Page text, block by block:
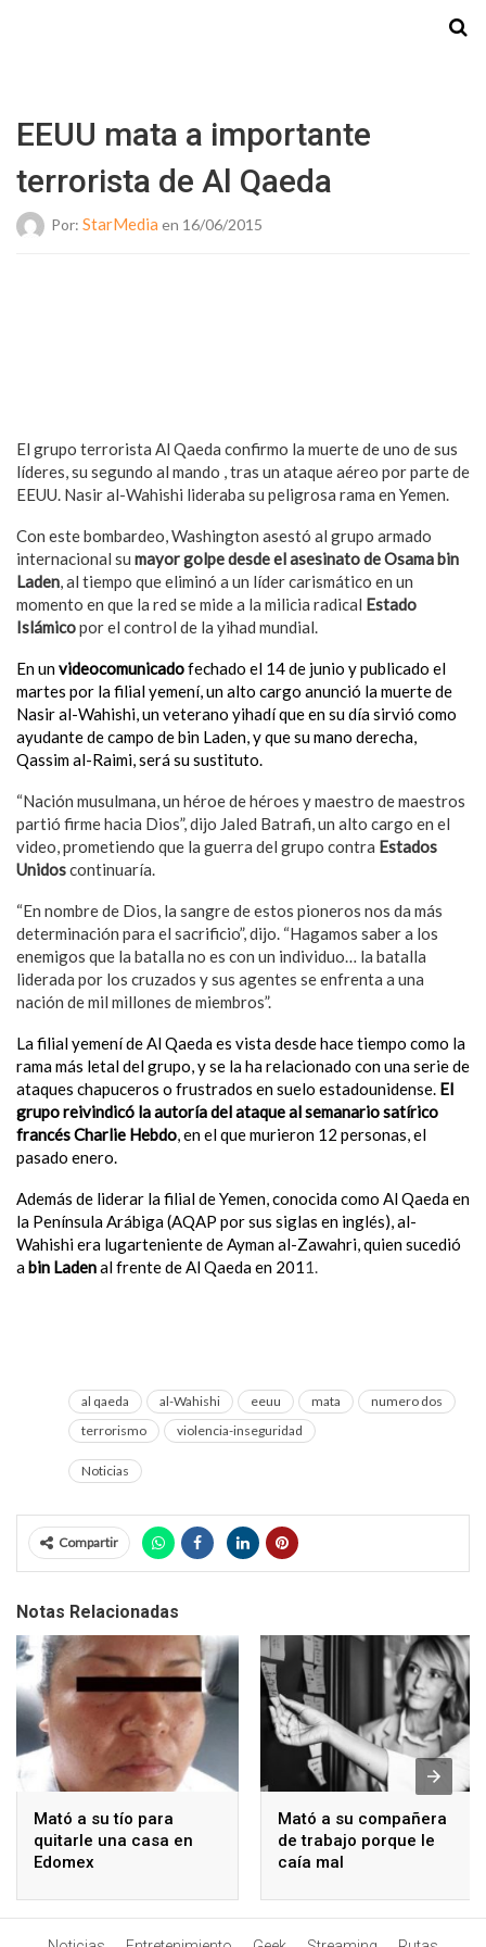
EEUU mata a importante
terrorista de Al Qaeda
Por: StarMedia en 16/06/2015
El grupo terrorista Al Qaeda confirmo la muerte de uno de sus
líderes, su segundo al mando , tras un ataque aéreo por parte de
EEUU. Nasir al-Wahishi lideraba su peligrosa rama en Yemen.
Con este bombardeo, Washington asestó al grupo armado
internacional su mayor golpe desde el asesinato de Osama bin
Laden, al tiempo que eliminó a un líder carismático en un
momento en que la red se mide a la milicia radical Estado
Islámicopor el control de la yihad mundial.
En unvideocomunicadofechado el 14 de junio y publicado el
martes por la filial yemení, un alto cargo anunció la muerte de
Nasir al-Wahishi, un veterano yihadí que en su día sirvió como
ayudante de campo de bin Laden, y que su mano derecha,
Qassim al-Raimi, será su sustituto.
“Nación musulmana, un héroe de héroes y maestro de maestros
partió firme hacia Dios”, dijo Jaled Batrafi, un alto cargo en el
video, prometiendo que la guerra del grupo contra Estados
Unidoscontinuaría.
“En nombre de Dios, la sangre de estos pioneros nos da más
determinación para el sacrificio”, dijo. “Hagamos saber a los
enemigos que la batalla no es con un individuo… la batalla
liderada por los cruzados y sus agentes se enfrenta a una
nación de mil millones de miembros”.
La filial yemení de Al Qaeda es vista desde hace tiempo como la
rama más letal del grupo, y se la ha relacionado con una serie de
ataques chapuceros o frustrados en suelo estadounidense. El
grupo reivindicó la autoría del ataque al semanario satírico
francés Charlie Hebdo, en el que murieron 12 personas, el
pasado enero.
Además de liderar la filial de Yemen, conocida como Al Qaeda en
la Península Arábiga (AQAP por sus siglas en inglés), al-
Wahishi era lugarteniente de Ayman al-Zawahri, quien sucedió
abin Ladenal frente de Al Qaeda en 2011.
al qaeda al-Wahishi eeuu mata
numero dos
terrorismo
violencia-inseguridad
Noticias
Compartir
Notas Relacionadas
Mató a su tío para
quitarle una casa en
Edomex
Mató a su compañera
de trabajo porque le
caía mal